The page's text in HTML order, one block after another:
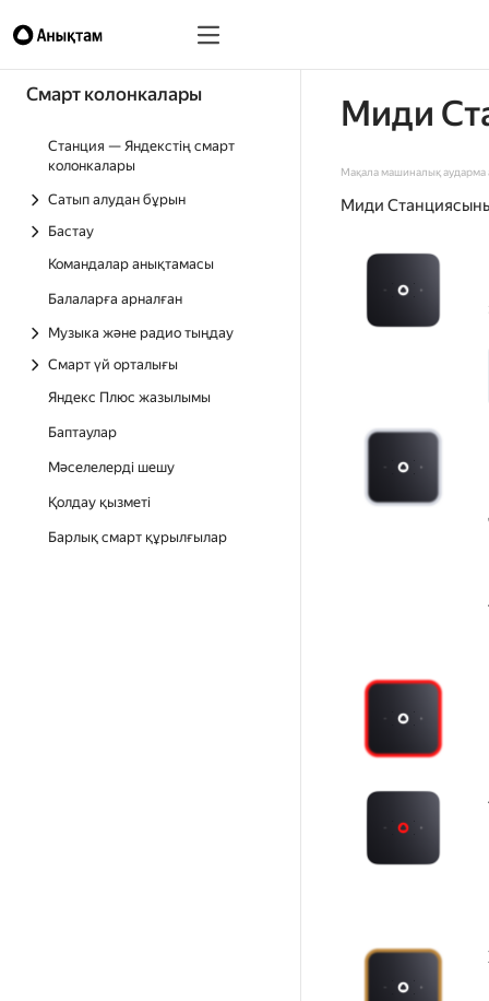
Смарт колонкалары
Станция — Яндекстің смарт
колонкалары
Сатып алудан бұрын
Бастау
Командалар анықтамасы
Балаларға арналған
Музыка және радио тыңдау
Смарт үй орталығы
Яндекс Плюс жазылымы
Баптаулар
Мәселелерді шешу
Қолдау қызметі
Барлық смарт құрылғылар
Миди
Мақала машиналық аударма
Миди